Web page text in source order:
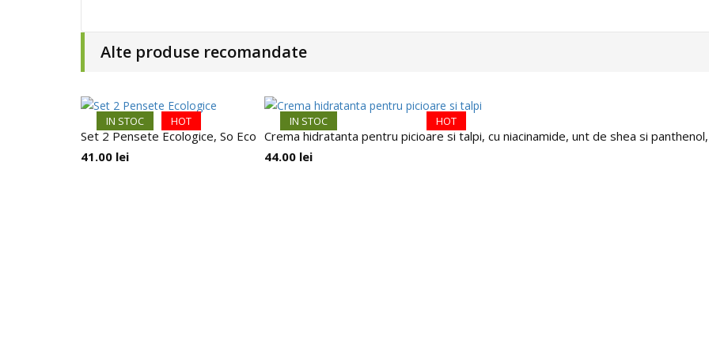
Alte produse recomandate
HOT
IN STOC
Set 2 Pensete Ecologice, So Eco
41.00 lei
HOT
IN STOC
Crema hidratanta pentru picioare si talpi, cu niacinamide, unt de shea si
44.00 lei